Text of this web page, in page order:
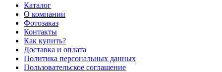
Каталог
О компании
Фотозаказ
Контакты
Как купить?
Доставка и оплата
Политика персональных данных
Пользовательское соглашение